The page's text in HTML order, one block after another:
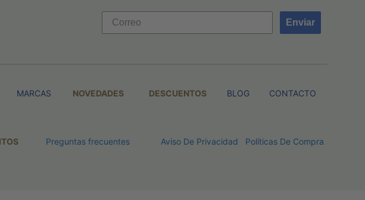
Enviar
MARCAS NOVEDADES DESCUENTOS BLOG CONTACTO
Preguntas frecuentes Aviso De Privacidad Políticas De Compra